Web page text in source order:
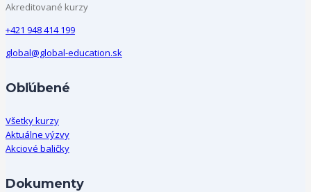
Akreditované kurzy
+421 948 414 199
global@global-education.sk
Obľúbené
Všetky kurzy
Aktuálne výzvy
Akciové baličky
Dokumenty